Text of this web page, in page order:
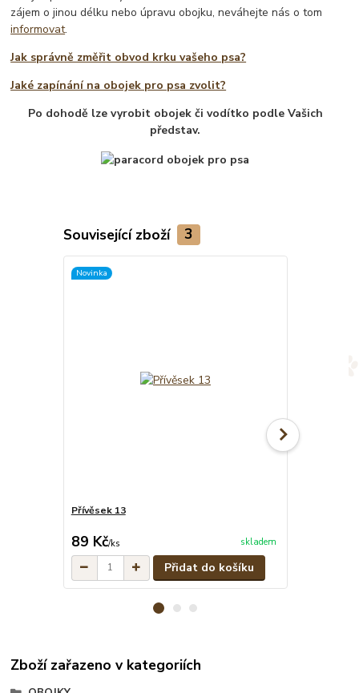
zájem o jinou délku nebo úpravu obojku, neváhejte nás o tom
informovat.
Jak správně změřit obvod krku vašeho psa?
Jaké zapínání na obojek pro psa zvolit?
Po dohodě lze vyrobit obojek či vodítko podle Vašich
představ.
Související zboží 3
Novinka
Přívěsek 13
89 Kč/ks skladem
Přidat do košíku
Zboží zařazeno v kategoriích